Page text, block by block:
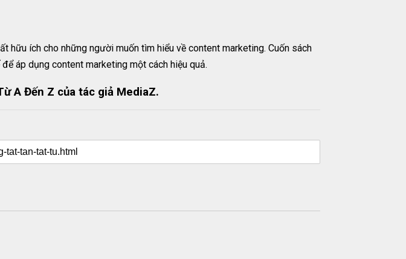
hữu ích cho những người muốn tìm hiểu về content marketing. Cuốn sách
áp dụng content marketing một cách hiệu quả.
A Đến Z của tác giả MediaZ.